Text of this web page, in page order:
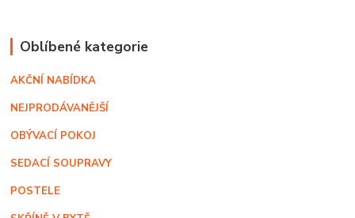
Oblíbené kategorie
AKČNÍ NABÍDKA
NEJPRODÁVANĚJŠÍ
OBÝVACÍ POKOJ
SEDACÍ SOUPRAVY
POSTELE